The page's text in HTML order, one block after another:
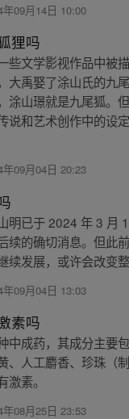
年09月14日 10:00
狸吗
些文学影视作品中被
大禹娶了涂山氏的九
涂山璟就是九尾狐。
说和艺术创作中的设
年09月04日 20:23
明已于 2024 年 3 月
续的确切消息。但此
续发展，或许会改变整
年09月04日 13:03
素吗
中成药，其成分主要
、人工麝香、珍珠（
素。
年08月25日 23:53